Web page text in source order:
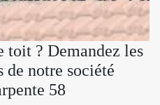
toit ? Demandez les
de notre société
58